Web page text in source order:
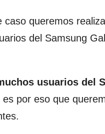
caso queremos
del Samsung
usuarios del
es por eso que